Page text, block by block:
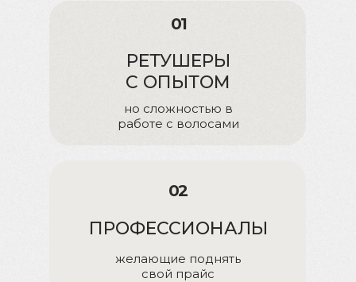
но сложностью в
работе с волосами
РЕТУШЕРЫ
С ОПЫТОМ
01
желающие поднять
свой прайс
ПРОФЕССИОНАЛЫ
02